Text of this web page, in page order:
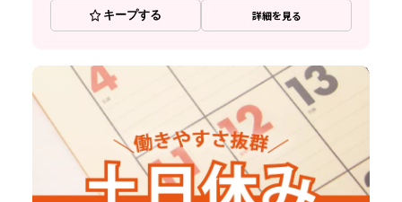
キープする 詳細を見る